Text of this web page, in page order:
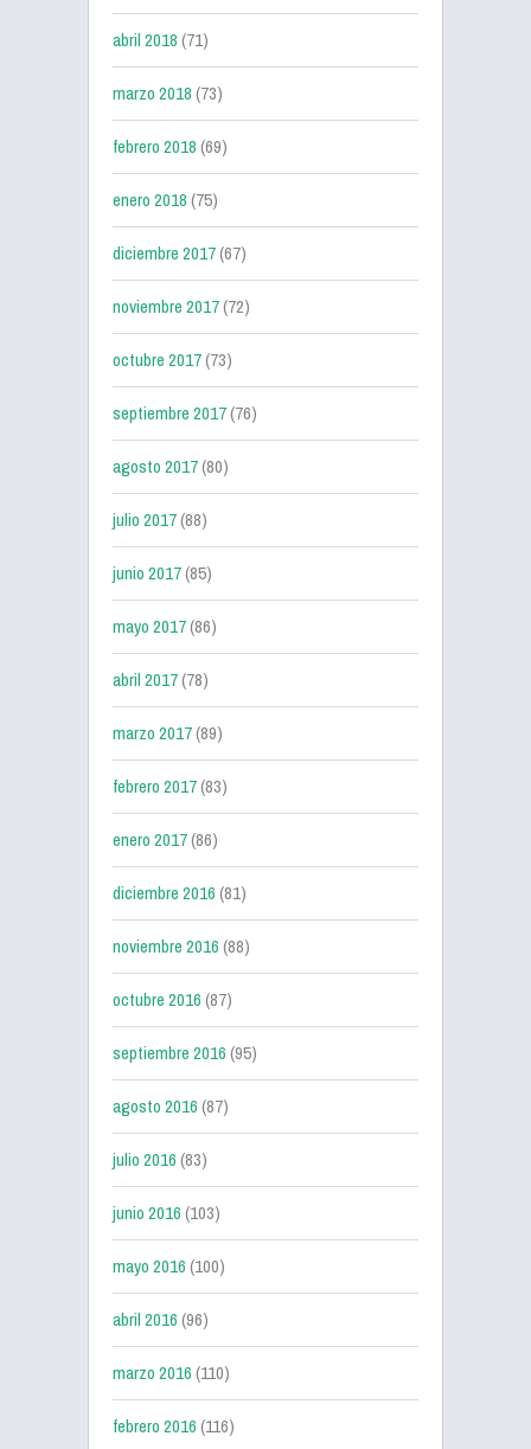
abril 2018(71)
marzo 2018(73)
febrero 2018(69)
enero 2018(75)
diciembre 2017(67)
noviembre 2017(72)
octubre 2017(73)
septiembre 2017(76)
agosto 2017(80)
julio 2017(88)
junio 2017(85)
mayo 2017(86)
abril 2017(78)
marzo 2017(89)
febrero 2017(83)
enero 2017(86)
diciembre 2016(81)
noviembre 2016(88)
octubre 2016(87)
septiembre 2016(95)
agosto 2016(87)
julio 2016(83)
junio 2016(103)
mayo 2016(100)
abril 2016(96)
marzo 2016(110)
febrero 2016(116)